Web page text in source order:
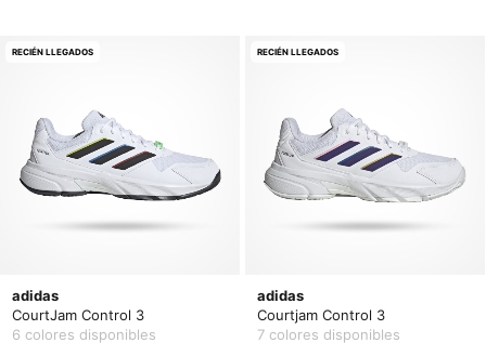
adidas
CourtJam Control 3
6 colores disponibles
RECIÉN LLEGADOS
adidas
Courtjam Control 3
7 colores disponibles
RECIÉN LLEGADOS